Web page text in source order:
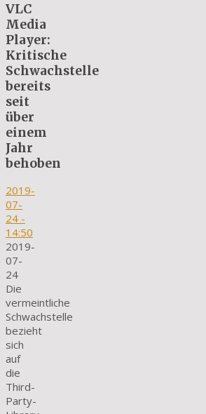
VLC
Media
Player:
Kritische
Schwachstelle
bereits
seit
über
einem
Jahr
behoben
2019-
07-
24 -
14:50
2019-
07-
24
Die
vermeintliche
Schwachstelle
bezieht
sich
auf
die
Third-
Party-